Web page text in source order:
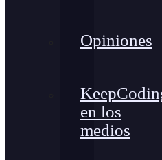
Opiniones
en los
medios